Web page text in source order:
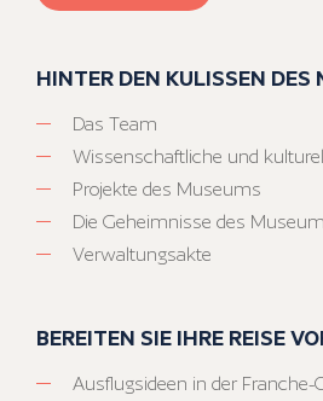
HINTER DEN KULISSEN DES
Das Team
Wissenschaftliche und
Projekte des Museums
Die Geheimnisse des
Verwaltungsakte
BEREITEN SIE IHRE REISE
Ausflugsideen in der Franche-